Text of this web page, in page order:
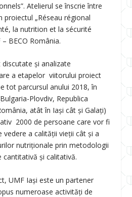
Atelierul se înscrie între
„Réseau régional
la nutrition et la sécurité
BECO România.
și analizate
a etapelor viitorului proiect
tot parcursul anului 2018, în
Plovdiv, Republica
atât în Iași cât și Galați)
2000 de persoane care vor fi
vedere a calității vieții cât și a
nutriționale prin metodologii
cantitativă și calitativă.
UMF Iași este un partener
numeroase activități de